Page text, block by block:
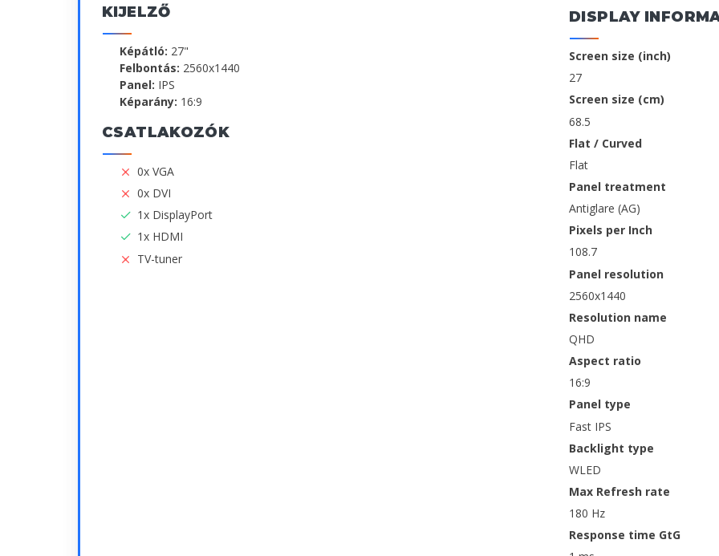
KIJELZŐ
Képátló: 27"
Felbontás: 2560x1440
Panel: IPS
Képarány: 16:9
CSATLAKOZÓK
0x VGA
0x DVI
1x DisplayPort
1x HDMI
TV-tuner
DISPLAY
Screen size (inch)
27
Screen size (cm)
68.5
Flat / Curved
Flat
Panel treatment
Antiglare (AG)
Pixels per Inch
108.7
Panel resolution
2560x1440
Resolution name
QHD
Aspect ratio
16:9
Panel type
Fast IPS
Backlight type
WLED
Max Refresh rate
180 Hz
Response time GtG